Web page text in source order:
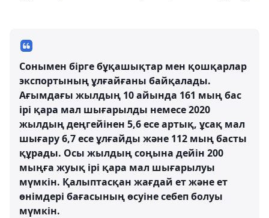
Сонымен бірге бұқашықтар мен қошқарлар
экспортының ұлғайғаны байқалады.
Ағымдағы жылдың 10 айында 161 мың бас
ірі қара мал шығарылды немесе 2020
жылдың деңгейінен 5,6 есе артық, ұсақ мал
шығару 6,7 есе ұлғайды және 112 мың басты
құрады. Осы жылдың соңына дейін 200
мыңға жуық ірі қара мал шығарылуы
мүмкін. Қалыптасқан жағдай ет және ет
өнімдері бағасының өсуіне себеп болуы
мүмкін.